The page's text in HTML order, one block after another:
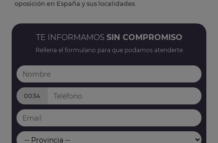
oposición en España y sus localidades
TE INFORMAMOS SIN COMPROMISO
Rellena el formulario para que podamos atenderte
0034